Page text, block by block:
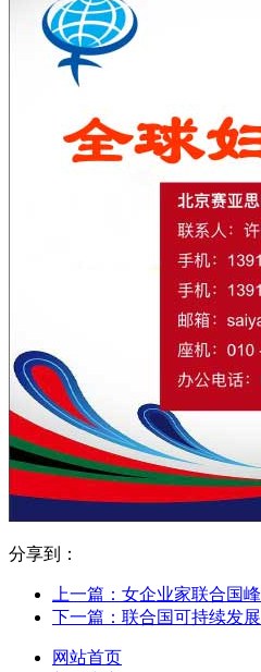
分享到：
上一篇：女企业家联合国
下一篇：联合国可持续发
网站首页